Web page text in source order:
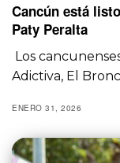
Cancún está
Paty Peralta
Los
Adictiva, El
ENERO 31, 2026